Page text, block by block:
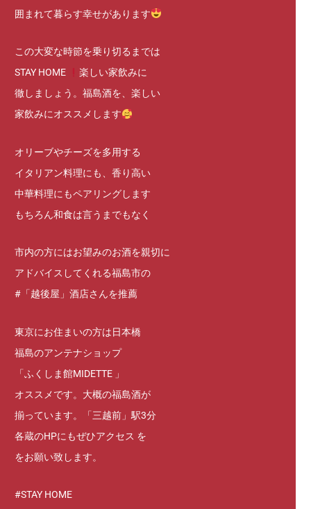
囲まれて暮らす幸せがあります
この大変な時節を乗り切るまでは
STAY HOME
楽しい家飲みに
徹しましょう。福島酒を、楽しい
家飲みにオススメします
オリーブやチーズを多用する
イタリアン料理にも、香り高い
中華料理にもペアリングします
もちろん和食は言うまでもなく
市内の方にはお望みのお酒を親切に
アドバイスしてくれる福島市の
#「越後屋」酒店さんを推薦
東京にお住まいの方は日本橋
福島のアンテナショップ
「ふくしま館MIDETTE 」
オススメです。大概の福島酒が
揃っています。「三越前」駅3分
各蔵のHPにもぜひアクセス を
をお願い致します。
#STAY HOME